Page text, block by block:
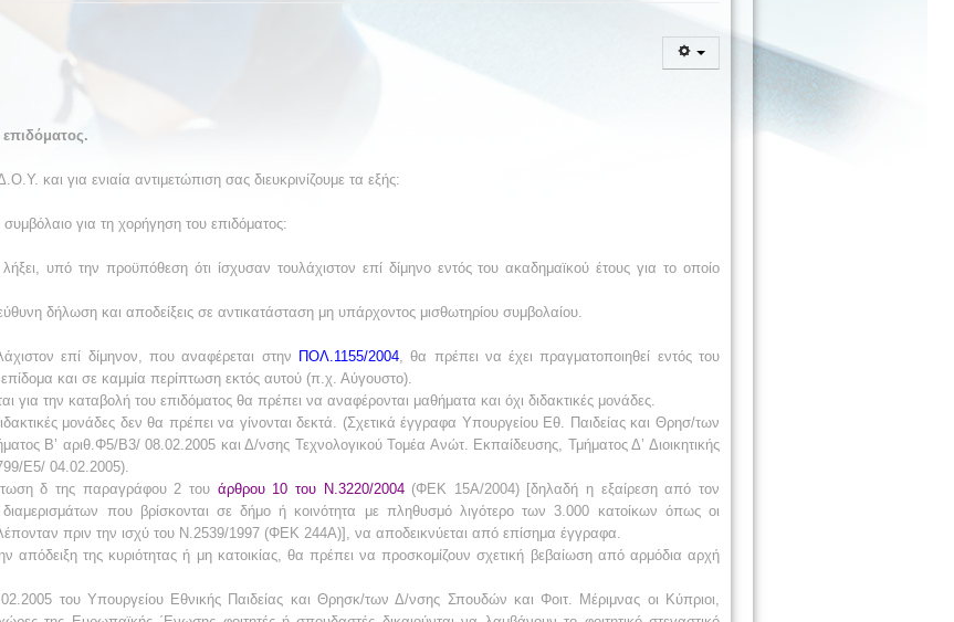
και για ενιαία αντιμετώπιση σας διευκρινίζουμε τα εξής:
συμβόλαιο για τη χορήγηση του επιδόματος:
υπό την προϋπόθεση ότι ίσχυσαν τουλάχιστον επί δίμηνο εντός του ακαδημαϊκού έτους για το οποίο
δήλωση και αποδείξεις σε αντικατάσταση μη υπάρχοντος μισθωτηρίου συμβολαίου.
επί δίμηνον, που αναφέρεται στην ΠΟΛ.1155/2004, θα πρέπει να έχει πραγματοποιηθεί εντός του
επίδομα και σε καμμία περίπτωση εκτός αυτού (π.χ. Αύγουστο).
για την καταβολή του επιδόματος θα πρέπει να αναφέρονται μαθήματα και όχι διδακτικές μονάδες.
μονάδες δεν θα πρέπει να γίνονται δεκτά. (Σχετικά έγγραφα Υπουργείου Εθ. Παιδείας και Θρησ/των
Β’ αριθ.Φ5/Β3/ 08.02.2005 και Δ/νσης Τεχνολογικού Τομέα Ανώτ. Εκπαίδευσης, Τμήματος Δ’ Διοικητικής
Ε5/ 04.02.2005).
δ της παραγράφου 2 του άρθρου 10 του Ν.3220/2004(ΦΕΚ 15Α/2004) [δηλαδή η εξαίρεση από τον
που βρίσκονται σε δήμο ή κοινότητα με πληθυσμό λιγότερο των 3.000 κατοίκων όπως οι
πριν την ισχύ του Ν.2539/1997 (ΦΕΚ 244Α)], να αποδεικνύεται από επίσημα έγγραφα.
την απόδειξη της κυριότητας ή μη κατοικίας, θα πρέπει να προσκομίζουν σχετική βεβαίωση από αρμόδια αρχή
του Υπουργείου Εθνικής Παιδείας και Θρησκ/των Δ/νσης Σπουδών και Φοιτ. Μέριμνας οι Κύπριοι,